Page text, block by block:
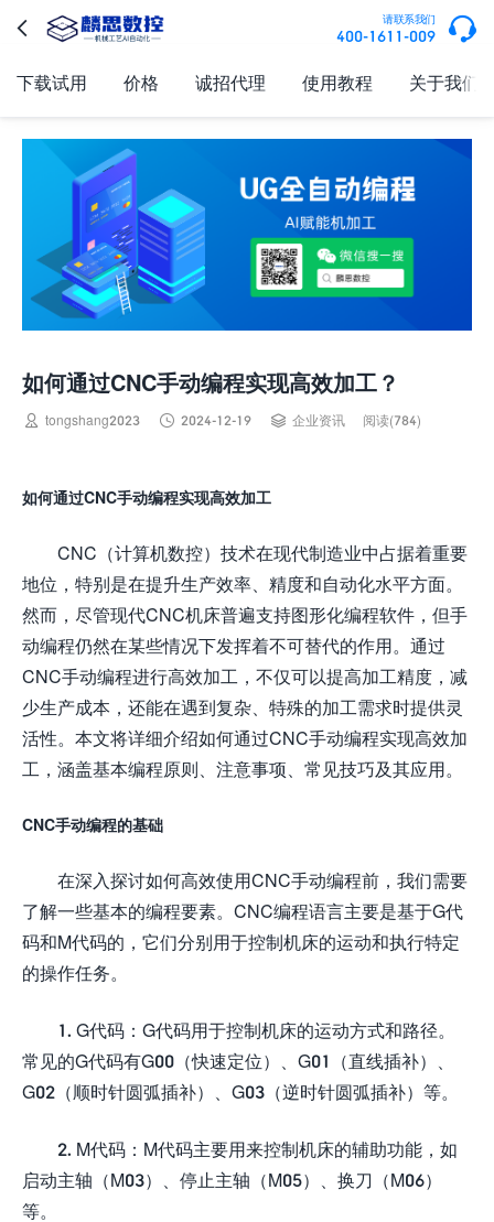
 请联系我们
400-1611-009 
下载试用 价格 诚招代理 使用教程 关于我们
如何通过CNC手动编程实现高效加工？
 tongshang2023  2024-12-19  企业资讯 阅读(784)
如何通过CNC手动编程实现高效加工
CNC（计算机数控）技术在现代制造业中占据着重要
地位，特别是在提升生产效率、精度和自动化水平方面。
然而，尽管现代CNC机床普遍支持图形化编程软件，但手
动编程仍然在某些情况下发挥着不可替代的作用。通过
CNC手动编程进行高效加工，不仅可以提高加工精度，减
少生产成本，还能在遇到复杂、特殊的加工需求时提供灵
活性。本文将详细介绍如何通过CNC手动编程实现高效加
工，涵盖基本编程原则、注意事项、常见技巧及其应用。
CNC手动编程的基础
在深入探讨如何高效使用CNC手动编程前，我们需要
了解一些基本的编程要素。CNC编程语言主要是基于G代
码和M代码的，它们分别用于控制机床的运动和执行特定
的操作任务。
1. G代码：G代码用于控制机床的运动方式和路径。
常见的G代码有G00（快速定位）、G01（直线插补）、
G02（顺时针圆弧插补）、G03（逆时针圆弧插补）等。
2. M代码：M代码主要用来控制机床的辅助功能，如
启动主轴（M03）、停止主轴（M05）、换刀（M06）
等。